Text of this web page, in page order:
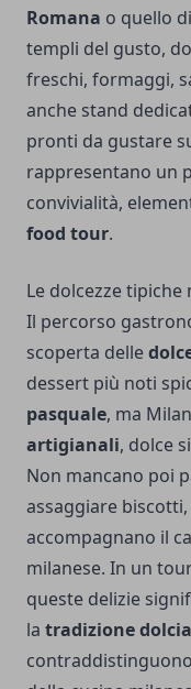
Romana o quello di
templi del gusto,
freschi, formaggi,
anche stand
pronti da gustare
rappresentano un
convivialità,
food tour.
Le dolcezze
Il percorso
scoperta delle
dessert più noti
pasquale, ma
artigianali, dolce
Non mancano poi
assaggiare
accompagnano il
milanese. In un
queste delizie
la tradizione